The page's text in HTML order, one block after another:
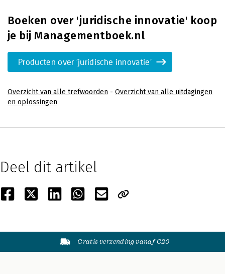
Boeken over 'juridische innovatie' koop
je bij Managementboek.nl
Producten over 'juridische innovatie'
Overzicht van alle trefwoorden - Overzicht van alle uitdagingen
en oplossingen
Deel dit artikel
Gratis verzending vanaf €20